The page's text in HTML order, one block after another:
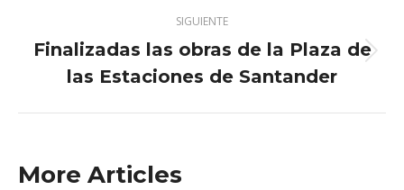
SIGUIENTE
Publicación
siguiente:
Finalizadas las obras de la Plaza de
las Estaciones de Santander
More Articles